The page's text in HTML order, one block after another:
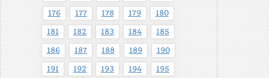
176 177 178 179 180
181 182 183 184 185
186 187 188 189 190
191 192 193 194 195